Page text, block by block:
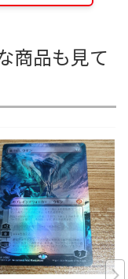
商品も見て